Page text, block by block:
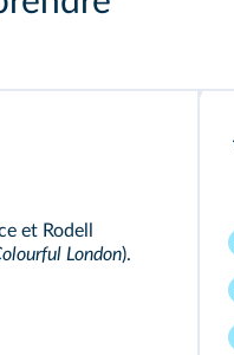
et Rodell
London).